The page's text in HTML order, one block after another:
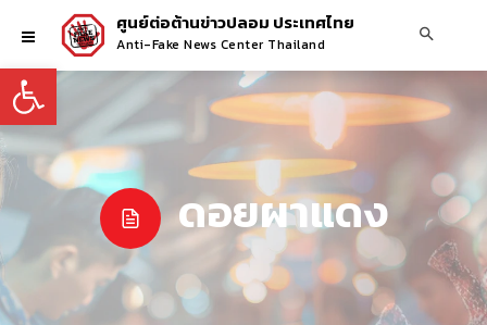
Open toolbar
ศูนย์ต่อต้านข่าวปลอม ประเทศไทย
Anti-Fake News Center Thailand
ดอยผาแดง